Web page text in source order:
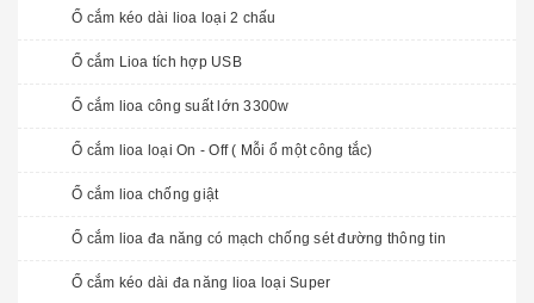
Ổ cắm kéo dài lioa loại 2 chấu
Ổ cắm Lioa tích hợp USB
Ổ cắm lioa công suất lớn 3300w
Ổ cắm lioa loại On - Off ( Mỗi ổ một công tắc)
Ổ cắm lioa chống giật
Ổ cắm lioa đa năng có mạch chống sét đường thông tin
Ổ cắm kéo dài đa năng lioa loại Super